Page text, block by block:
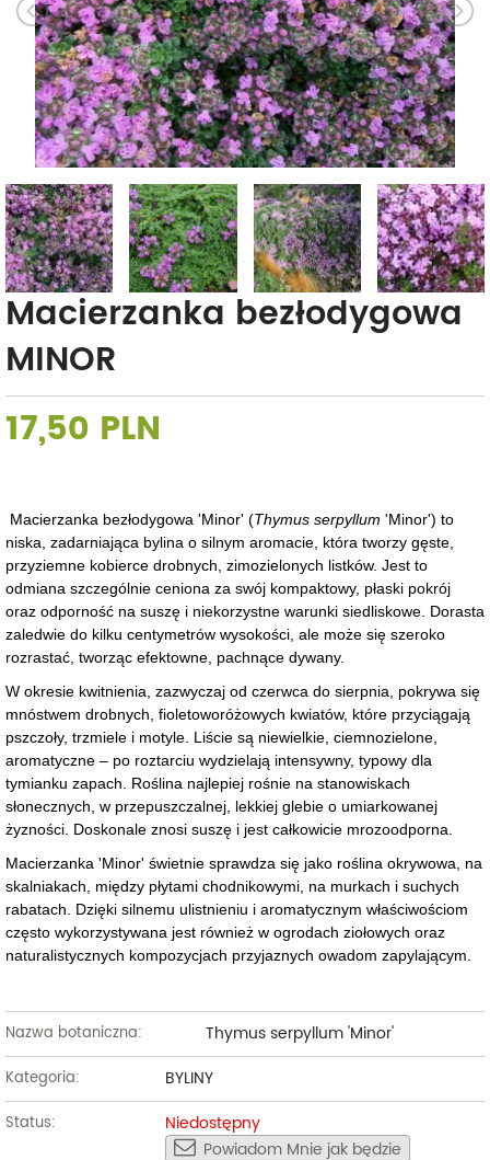
Macierzanka bezłodygowa
MINOR
17,50 PLN
Macierzanka bezłodygowa 'Minor' (Thymus serpyllum 'Minor') to
niska, zadarniająca bylina o silnym aromacie, która tworzy gęste,
przyziemne kobierce drobnych, zimozielonych listków. Jest to
odmiana szczególnie ceniona za swój kompaktowy, płaski pokrój
oraz odporność na suszę i niekorzystne warunki siedliskowe. Dorasta
zaledwie do kilku centymetrów wysokości, ale może się szeroko
rozrastać, tworząc efektowne, pachnące dywany.
W okresie kwitnienia, zazwyczaj od czerwca do sierpnia, pokrywa się
mnóstwem drobnych, fioletoworóżowych kwiatów, które przyciągają
pszczoły, trzmiele i motyle. Liście są niewielkie, ciemnozielone,
aromatyczne – po roztarciu wydzielają intensywny, typowy dla
tymianku zapach. Roślina najlepiej rośnie na stanowiskach
słonecznych, w przepuszczalnej, lekkiej glebie o umiarkowanej
żyzności. Doskonale znosi suszę i jest całkowicie mrozoodporna.
Macierzanka 'Minor' świetnie sprawdza się jako roślina okrywowa, na
skalniakach, między płytami chodnikowymi, na murkach i suchych
rabatach. Dzięki silnemu ulistnieniu i aromatycznym właściwościom
często wykorzystywana jest również w ogrodach ziołowych oraz
naturalistycznych kompozycjach przyjaznych owadom zapylającym.
Nazwa botaniczna: Thymus serpyllum 'Minor'
Kategoria: BYLINY
Status:
Niedostępny
Powiadom Mnie jak będzie